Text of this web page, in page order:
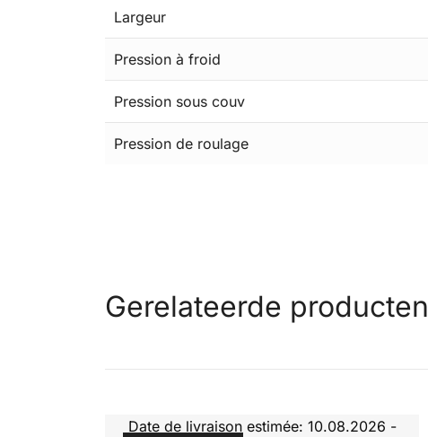
Largeur
Pression à froid
Pression sous couv
Pression de roulage
Gerelateerde producten
Date de livraison estimée: 10.08.2026 -